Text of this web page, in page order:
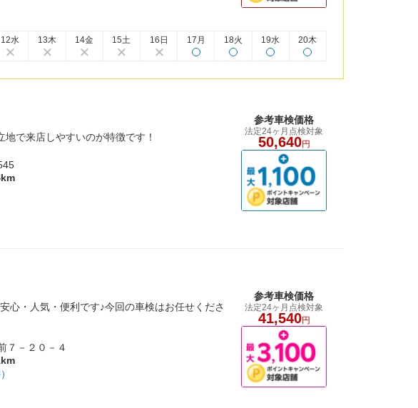
12水 13木 14金 15土 16日 17月 18火 19水 20木
で来店しやすいのが特徴です！
参考車検価格
法定24ヶ月点検対象
50,640円
心・人気・便利です♪今回の車検はお任せくださ
７－２０－４
参考車検価格
法定24ヶ月点検対象
41,540円